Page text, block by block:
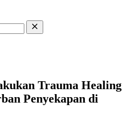
Trauma Healing
Penyekapan di